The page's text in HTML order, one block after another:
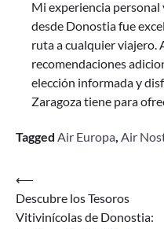
Mi experiencia
desde Donostia fue
ruta a cualquier viajero.
recomendaciones
elección informada y
Zaragoza tiene para
Tagged Air Europa Air
Navegación
de
⟵
Descubre los Tesoros
Vitivinícolas de Donostia: